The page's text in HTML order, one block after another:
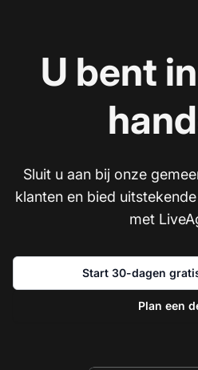
U bent
Sluit u aan bij onze
klanten en bied
met
Start 30-dagen
Plan een